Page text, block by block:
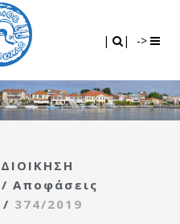
| | ->
ΔΙΟΙΚΗΣΗ
/ Αποφάσεις
/ 374/2019